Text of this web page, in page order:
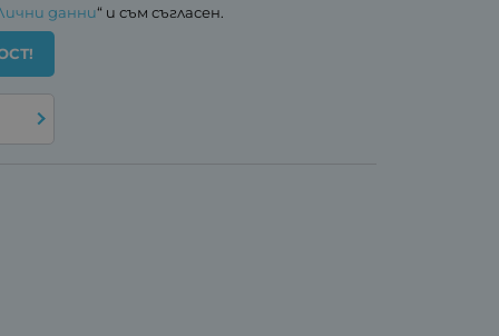
данни“ и съм съгласен.